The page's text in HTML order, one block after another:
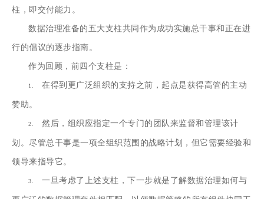
柱，即交付能力。
数据治理准备的五大支柱共同作为成功实施总干事和正在进
行的倡议的逐步指南。
作为回顾，前四个支柱是：
1.在得到更广泛组织的支持之前，起点是获得高管的主动
赞助 。
2.然后，组织应指定一个专门的团队来监督和管理该计
划 。尽管总干事是一项全组织范围的战略计划，但它需要经验和
领导来指导它。
3.一旦考虑了上述支柱，下一步就是了解数据治理如何与